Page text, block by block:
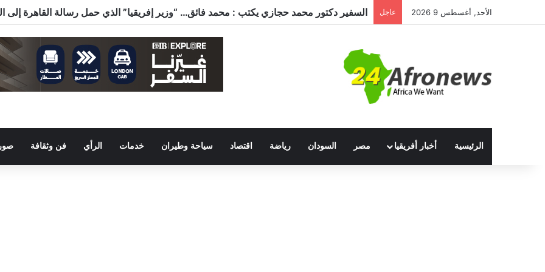
الأحد, أغسطس 9 2026 عاجل
الرئيسية أخبار أفريقيا مصر السودان رياضة اقتصاد سياحة وطيران خدمات الرأي فن وثقافة